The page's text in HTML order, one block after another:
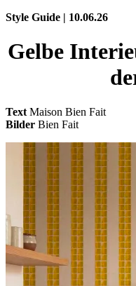
Style Guide | 10.06.26
Gelbe
Text Maison Bien Fait
Bilder Bien Fait